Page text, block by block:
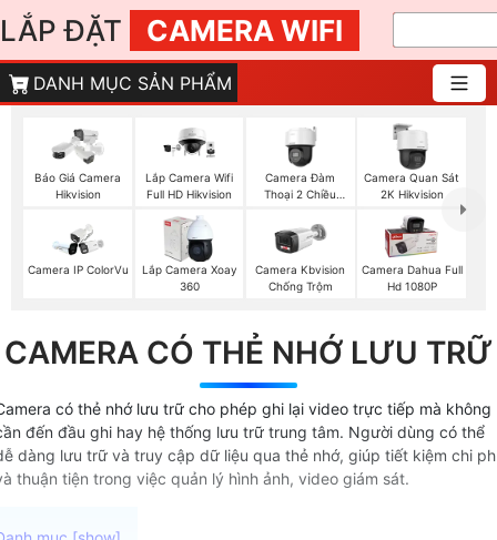
LẮP ĐẶT CAMERA WIFI
DANH MỤC SẢN PHẨM
Báo Giá Camera
Hikvision
Lắp Camera Wifi
Full HD Hikvision
Camera Đàm
Thoại 2 Chiều
Camera Quan Sát
2K Hikvision
Camera IP ColorVu
Lắp Camera Xoay
360
Camera Kbvision
Chống Trộm
Camera Dahua Full
Hd 1080P
CAMERA CÓ THẺ NHỚ LƯU TRỮ
có thẻ nhớ lưu trữ cho phép ghi lại video trực tiếp mà không
đến đầu ghi hay hệ thống lưu trữ trung tâm. Người dùng có thể
dàng lưu trữ và truy cập dữ liệu qua thẻ nhớ, giúp tiết kiệm chi
thuận tiện trong việc quản lý hình ảnh, video giám sát.